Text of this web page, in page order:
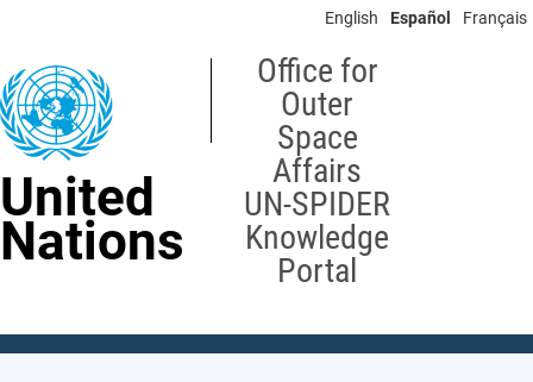
content
English Español Français
United
Nations
Office for
Outer
Space
Affairs
UN-SPIDER
Knowledge
Portal